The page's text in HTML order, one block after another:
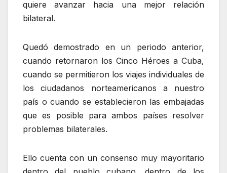
quiere avanzar hacia una mejor relación
bilateral.
Quedó demostrado en un periodo anterior,
cuando retornaron los Cinco Héroes a Cuba,
cuando se permitieron los viajes individuales de
los ciudadanos norteamericanos a nuestro
país o cuando se establecieron las embajadas
que es posible para ambos países resolver
problemas bilaterales.
Ello cuenta con un consenso muy mayoritario